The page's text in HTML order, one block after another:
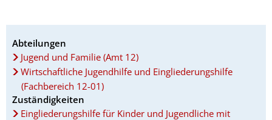
Abteilungen
Jugend und Familie (Amt 12)
Wirtschaftliche Jugendhilfe und Eingliederungshilfe
(Fachbereich 12-01)
Zuständigkeiten
Eingliederungshilfe für Kinder und Jugendliche mit